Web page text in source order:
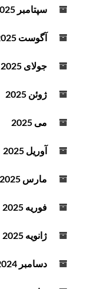
سپتامبر 2025
آگوست 2025
جولای 2025
ژوئن 2025
می 2025
آوریل 2025
مارس 2025
فوریه 2025
ژانویه 2025
دسامبر 2024